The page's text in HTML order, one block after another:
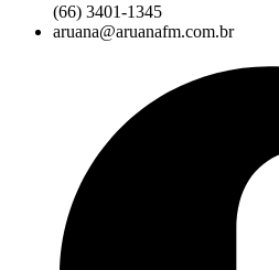
(66) 3401-1345
aruana@aruanafm.com.br